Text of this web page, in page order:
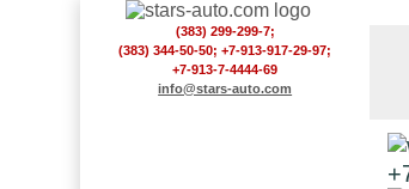
(383) 299-299-7;
(383) 344-50-50; +7-913-917-29-97;
+7-913-7-4444-69
info@stars-auto.com